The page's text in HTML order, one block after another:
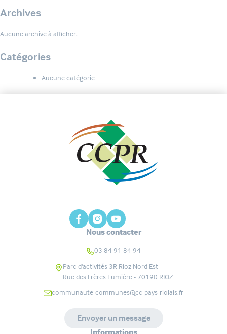
Archives
Aucune archive à afficher.
Catégories
Aucune catégorie
Nous contacter
03 84 91 84 94
Parc d'activités 3R Rioz Nord Est
Rue des Frères Lumière - 70190 RIOZ
communaute-communes@cc-pays-riolais.fr
Envoyer un message